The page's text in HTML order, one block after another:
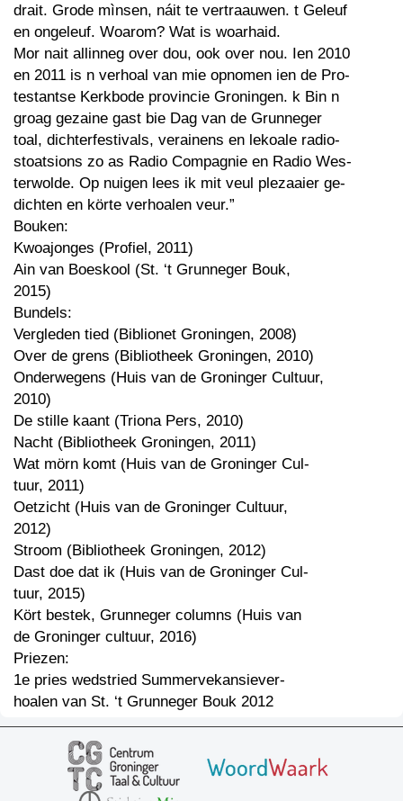
drait. Grode mìnsen, náit te vertraauwen. t Geleuf
en ongeleuf. Woarom? Wat is woarhaid.
Mor nait allinneg over dou, ook over nou. Ien 2010
en 2011 is n verhoal van mie opnomen ien de Pro-
testantse Kerkbode provincie Groningen. k Bin n
groag gezaine gast bie Dag van de Grunneger
toal, dichterfestivals, verainens en lekoale radio-
stoatsions zo as Radio Compagnie en Radio Wes-
terwolde. Op nuigen lees ik mit veul plezaaier ge-
dichten en körte verhoalen veur.”
Bouken:
Kwoajonges (Profiel, 2011)
Ain van Boeskool (St. ‘t Grunneger Bouk,
2015)
Bundels:
Vergleden tied (Biblionet Groningen, 2008)
Over de grens (Bibliotheek Groningen, 2010)
Onderwegens (Huis van de Groninger Cultuur,
2010)
De stille kaant (Triona Pers, 2010)
Nacht (Bibliotheek Groningen, 2011)
Wat mörn komt (Huis van de Groninger Cul-
tuur, 2011)
Oetzicht (Huis van de Groninger Cultuur,
2012)
Stroom (Bibliotheek Groningen, 2012)
Dast doe dat ik (Huis van de Groninger Cul-
tuur, 2015)
Kört bestek, Grunneger columns (Huis van
de Groninger cultuur, 2016)
Priezen:
1e pries wedstried Summervekansiever-
hoalen van St. ‘t Grunneger Bouk 2012